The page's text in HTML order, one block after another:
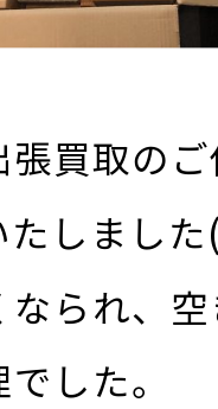
張買取の
たしまし
なられ、
した。